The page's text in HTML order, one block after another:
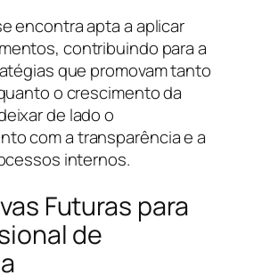
encontra apta a aplicar
contribuindo para a
que promovam tanto
o crescimento da
de lado o
com a transparência e a
internos.
Futuras para
de